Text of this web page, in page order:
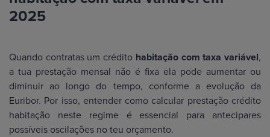
2025
Quando contratas um crédito habitação com taxa variável,
a tua prestação mensal não é fixa ela pode aumentar ou
diminuir ao longo do tempo, conforme a evolução da
Euribor. Por isso, entender como calcular prestação crédito
habitação neste regime é essencial para antecipares
possíveis oscilações no teu orçamento.